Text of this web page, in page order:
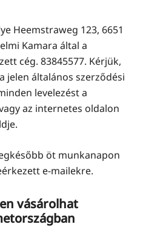
Heemstraweg 123, 6651
Kamara által a
cég. 83845577. Kérjük,
jelen általános szerződési
levelezést a
az internetes oldalon
öt munkanapon
e-mailekre.
vásárolhat